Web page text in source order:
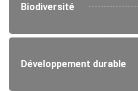
Biodiversité
Développement durable